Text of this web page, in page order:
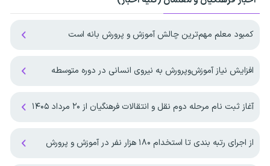
کمبود معلم مهم‌ترین چالش آموزش و پرورش بانه است
افزایش نیاز آموزش‌وپرورش به نیروی انسانی در دوره متوسطه
آغاز ثبت نام مرحله دوم نقل و انتقالات فرهنگیان از ۲۰ مرداد ۱۴۰۵
از اجرای رتبه بندی تا استخدام ۱۸۰ هزار نفر در آموزش و پرورش